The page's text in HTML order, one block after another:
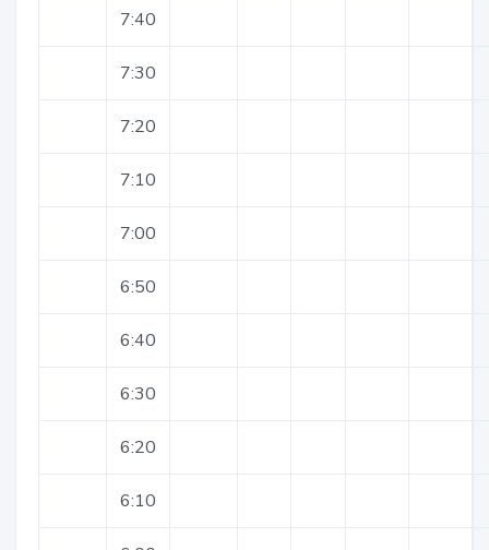
7:40
7:30
7:20
7:10
7:00
6:50
6:40
6:30
6:20
6:10